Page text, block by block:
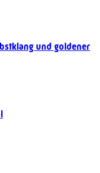
und goldener